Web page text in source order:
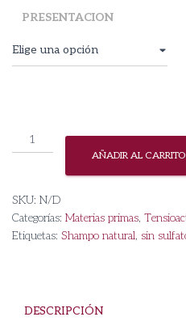
PRESENTACION
Biosab
Mango
AÑADIR AL CARRITO
SKU: N/D
Categorías: Materias primas,
Etiquetas: Shampo natural, sin
DESCRIPCIÓN